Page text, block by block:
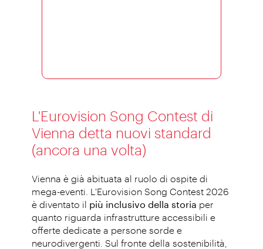
L'Eurovision Song Contest di
Vienna detta nuovi standard
(ancora una volta)
Vienna è già abituata al ruolo di ospite di
mega-eventi. L'Eurovision Song Contest 2026
è diventato il più inclusivo della storia per
quanto riguarda infrastrutture accessibili e
offerte dedicate a persone sorde e
neurodivergenti. Sul fronte della sostenibilità,